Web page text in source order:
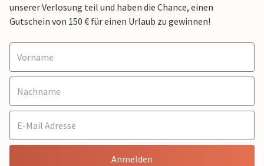
unserer Verlosung teil und haben die Chance, einen
Gutschein von 150 € für einen Urlaub zu gewinnen!
Anmelden